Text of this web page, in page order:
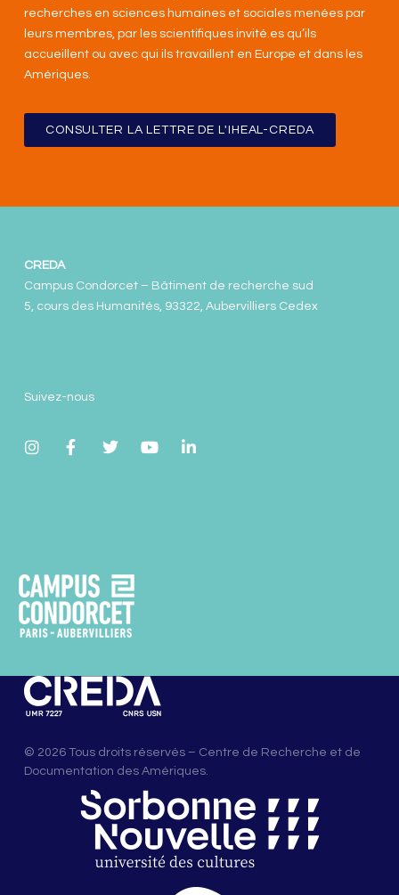
recherches en sciences humaines et sociales menées par
leurs membres, par les scientifiques invité.es qu’ils
accueillent ou avec qui ils travaillent en Europe et dans les
Amériques.
CONSULTER LA LETTRE DE L'IHEAL-CREDA
© 2026 Tous droits réservés – Centre de Recherche et de
Documentation des Amériques.
CREDA
Campus Condorcet – Bâtiment de recherche sud
5, cours des Humanités, 93322, Aubervilliers Cedex
Suivez-nous